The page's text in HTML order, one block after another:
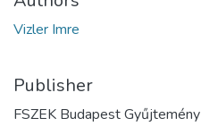
Vizler Imre
Publisher
FSZEK Budapest Gyűjtemény